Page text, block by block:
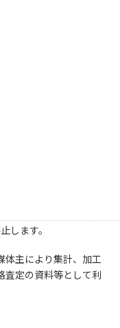
します。
体主により集計、加工
査定の資料等として利